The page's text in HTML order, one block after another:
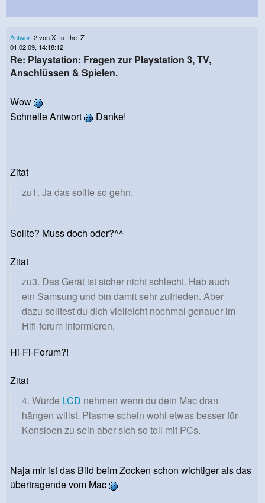
Antwort2 von X_to_the_Z
01.02.09, 14:18:12
Re: Playstation: Fragen zur Playstation 3, TV,
Anschlüssen & Spielen.
Wow
Schnelle Antwort
Danke!
Zitat
zu1. Ja das sollte so gehn.
Sollte? Muss doch oder?^^
Zitat
zu3. Das Gerät ist sicher nicht schlecht. Hab auch
ein Samsung und bin damit sehr zufrieden. Aber
dazu solltest du dich vielleicht nochmal genauer im
Hifi-forum informieren.
Hi-Fi-Forum?!
Zitat
4. Würde LCD nehmen wenn du dein Mac dran
hängen willst. Plasme schein wohl etwas besser für
Konsloen zu sein aber sich so toll mit PCs.
Naja mir ist das Bild beim Zocken schon wichtiger als das
übertragende vom Mac